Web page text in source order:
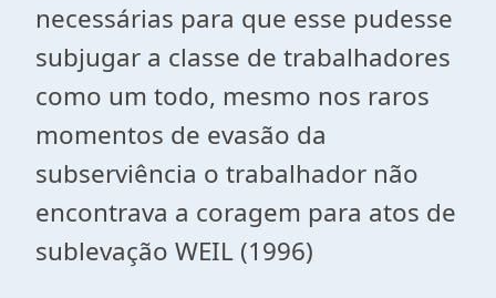
necessárias para que esse pudesse
subjugar a classe de trabalhadores
como um todo, mesmo nos raros
momentos de evasão da
subserviência o trabalhador não
encontrava a coragem para atos de
sublevação WEIL (1996)